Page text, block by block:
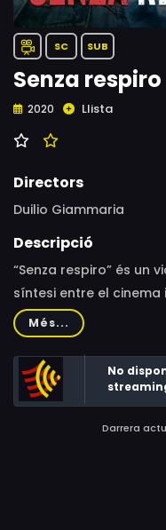
SC SUB
Senza respiro
2020 Llista
Directors
Duilio Giammaria
Descripció
“Senza respiro” és un
síntesi entre el
emocional on l'oxigen i
alternativament en
recopilar, dia rere dia,
metges, infermeres i
virus durant els
de la COVID-19.
Més...
No
Darrera